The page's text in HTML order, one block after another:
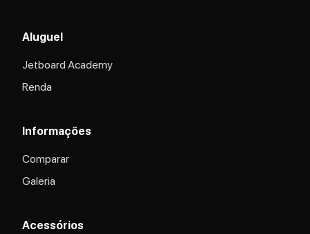
Aluguel
Jetboard Academy
Renda
Informações
Comparar
Galeria
Acessórios